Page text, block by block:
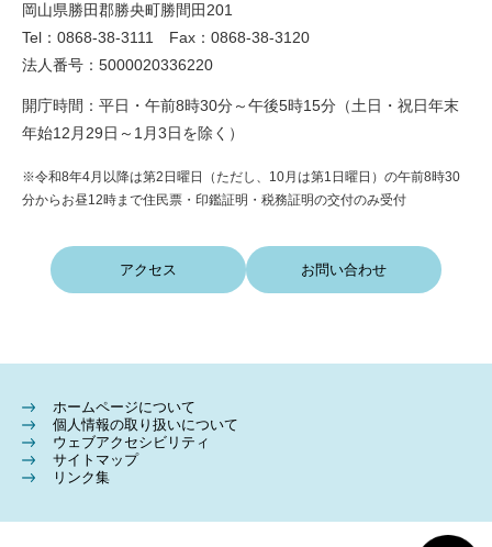
岡山県勝田郡勝央町勝間田201
Tel：0868-38-3111 Fax：0868-38-3120
法人番号：5000020336220
開庁時間：平日・午前8時30分～午後5時15分（土日・祝日年末
年始12月29日～1月3日を除く）
※令和8年4月以降は第2日曜日（ただし、10月は第1日曜日）の午前8時30
分からお昼12時まで住民票・印鑑証明・税務証明の交付のみ受付
アクセス お問い合わせ
ホームページについて
個人情報の取り扱いについて
ウェブアクセシビリティ
サイトマップ
リンク集